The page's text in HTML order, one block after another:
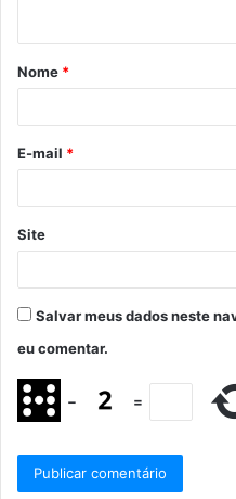
Nome *
E-mail *
Site
Salvar meus dados neste
eu comentar.
− =